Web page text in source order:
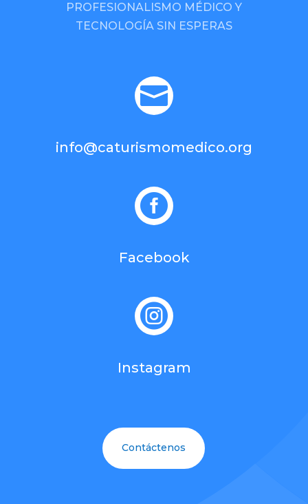
PROFESIONALISMO MÉDICO Y
TECNOLOGÍA SIN ESPERAS

info@caturismomedico.org

Facebook

Instagram
Contáctenos